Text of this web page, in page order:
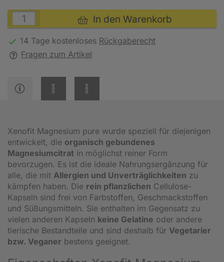
In den Warenkorb
14 Tage kostenloses Rückgaberecht
Fragen zum Artikel
Xenofit Magnesium pure wurde speziell für diejenigen
entwickelt, die organisch gebundenes
Magnesiumcitrat in möglichst reiner Form
bevorzugen. Es ist die ideale Nahrungsergänzung für
alle, die mit Allergien und Unverträglichkeiten zu
kämpfen haben. Die rein pflanzlichen Cellulose-
Kapseln sind frei von Farbstoffen, Geschmackstoffen
und Süßungsmitteln. Sie enthalten im Gegensatz zu
vielen anderen Kapseln keine Gelatine oder andere
tierische Bestandteile und sind deshalb für Vegetarier
bzw. Veganer bestens geeignet.